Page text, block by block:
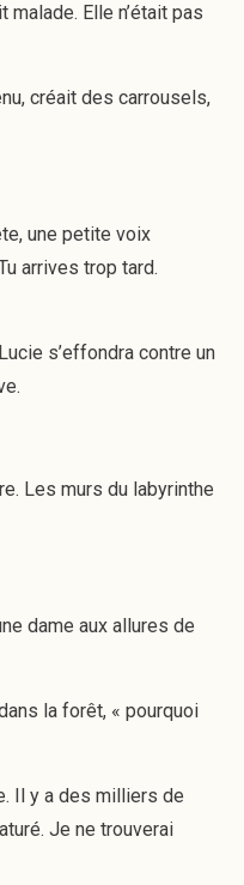
Elle n’était pas
créait des carrousels,
une petite voix
arrives trop tard.
s’effondra contre un
Les murs du labyrinthe
dame aux allures de
la forêt, « pourquoi
Il y a des milliers de
Je ne trouverai